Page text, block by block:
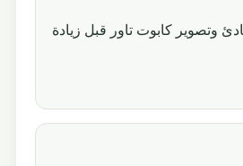
وتصوير كابوت تاور قبل زيادة